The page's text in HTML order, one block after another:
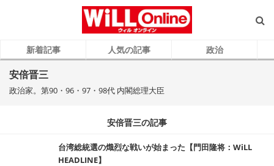
新着記事 人気の記事 政治
安倍晋三
政治家。第90・96・97・98代 内閣総理大臣
安倍晋三の記事
台湾総統選の熾烈な戦いが始まった【門田隆将：WiLL
HEADLINE】